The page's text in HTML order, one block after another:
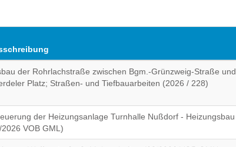
der Rohrlachstraße zwischen Bgm.-Grünzweig-Straße und
Platz; Straßen- und Tiefbauarbeiten (2026 / 228)
der Heizungsanlage Turnhalle Nußdorf - Heizungsbau
2026 VOB GML)